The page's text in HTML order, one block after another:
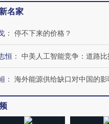
名家
： 停不下来的价格？
恒 ： 中美人工智能竞争：道路
： 海外能源供给缺口对中国的影